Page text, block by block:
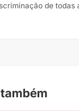
de todas